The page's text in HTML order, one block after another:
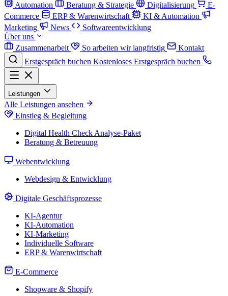
Automation
Beratung & Strategie Digitalisierung
E-
Commerce
ERP & Warenwirtschaft
KI & Automation
Marketing
News
Softwareentwicklung
Über uns
Zusammenarbeit
So arbeiten wir langfristig
Kontakt
Erstgespräch buchen Kostenloses Erstgespräch buchen
Leistungen
Alle Leistungen ansehen
Einstieg & Begleitung
Digital Health Check Analyse-Paket
Beratung & Betreuung
Webentwicklung
Webdesign & Entwicklung
Digitale Geschäftsprozesse
KI-Agentur
KI-Automation
KI-Marketing
Individuelle Software
ERP & Warenwirtschaft
E-Commerce
Shopware & Shopify